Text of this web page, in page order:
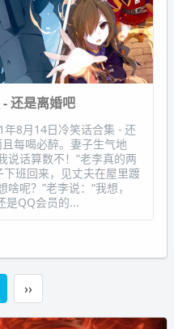
还是离婚吧
年8月14日冷笑话合集 - 还
每喝必醉。妻子生气地
说话算数不！”老李真的两
班回来，见丈夫在屋里踱
呢？”老李说：“我想，
是QQ会员的...
››